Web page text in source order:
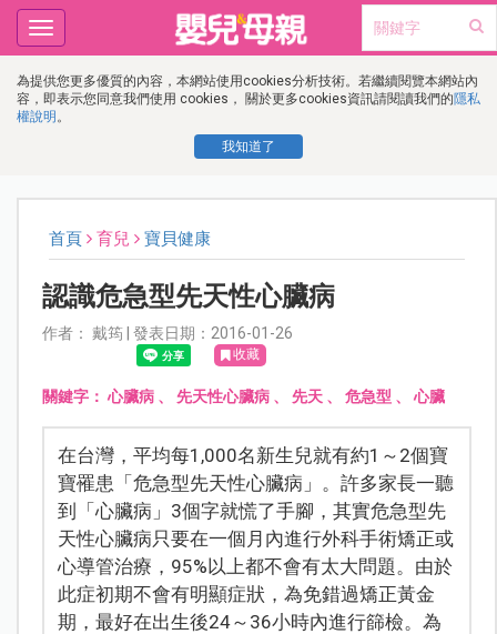
為提供您更多優質的內容，本網站使用cookies分析技術。若繼續閱覽本網站內
容，即表示您同意我們使用 cookies， 關於更多cookies資訊請閱讀我們的隱私
權說明 。
我知道了
Toggle
navigation
首頁 育兒 寶貝健康
認識危急型先天性心臟病
作者： 戴筠 | 發表日期：2016-01-26
收藏
關鍵字： 心臟病、 先天性心臟病、 先天、 危急型 、 心臟
在台灣，平均每1,000名新生兒就有約1～2個寶
寶罹患「危急型先天性心臟病」。許多家長一聽
到「心臟病」3個字就慌了手腳，其實危急型先
天性心臟病只要在一個月內進行外科手術矯正或
心導管治療，95%以上都不會有太大問題。由於
此症初期不會有明顯症狀，為免錯過矯正黃金
期，最好在出生後24～36小時內進行篩檢。為